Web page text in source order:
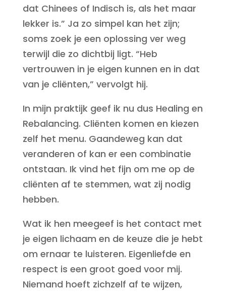
dat Chinees of Indisch is, als het maar
lekker is.” Ja zo simpel kan het zijn;
soms zoek je een oplossing ver weg
terwijl die zo dichtbij ligt. “Heb
vertrouwen in je eigen kunnen en in dat
van je cliënten,” vervolgt hij.
In mijn praktijk geef ik nu dus Healing en
Rebalancing. Cliënten komen en kiezen
zelf het menu. Gaandeweg kan dat
veranderen of kan er een combinatie
ontstaan. Ik vind het fijn om me op de
cliënten af te stemmen, wat zij nodig
hebben.
Wat ik hen meegeef is het contact met
je eigen lichaam en de keuze die je hebt
om ernaar te luisteren. Eigenliefde en
respect is een groot goed voor mij.
Niemand hoeft zichzelf af te wijzen,